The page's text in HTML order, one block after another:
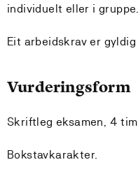
individuelt eller i gruppe.
Eit arbeidskrav er
Vurderingsform
Skriftleg eksamen, 4
Bokstavkarakter.